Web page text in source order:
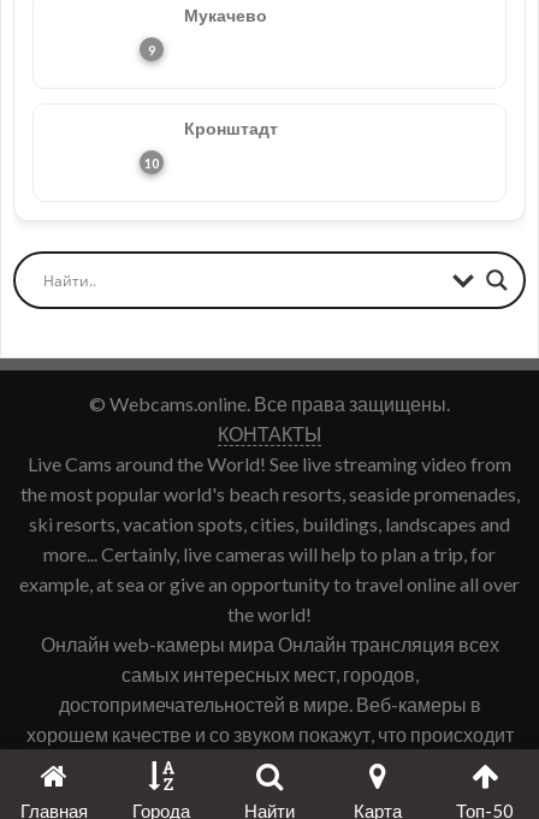
Мукачево
Кронштадт
© Webcams.online. Все права защищены.
КОНТАКТЫ
Live Cams around the World! See live streaming video from
the most popular world's beach resorts, seaside promenades,
ski resorts, vacation spots, cities, buildings, landscapes and
more... Certainly, live cameras will help to plan a trip, for
example, at sea or give an opportunity to travel online all over
the world!
Онлайн web-камеры мира Онлайн трансляция всех
самых интересных мест, городов,
достопримечательностей в мире. Веб-камеры в
хорошем качестве и со звуком покажут, что происходит
именно сейчас в интересующем Вас городе, курорте и
т.д.
Главная Города Найти Карта Топ-50